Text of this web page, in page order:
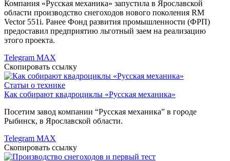
Компания «Русская механика» запустила в Ярославской
области производство снегоходов нового поколения RM
Vector 551i. Ранее Фонд развития промышленности (ФРП)
предоставил предприятию льготный заем на реализацию
этого проекта.
Telegram MAX
Скопировать ссылку
Статьи о технике
Как собирают квадроциклы «Русская механика»
Посетим завод компании “Русская механика” в городе
Рыбинск, в Ярославской области.
Telegram MAX
Скопировать ссылку